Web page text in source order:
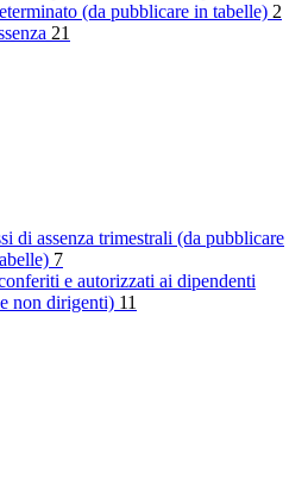
(da pubblicare in tabelle) 2
21
di assenza trimestrali (da pubblicare
7
e autorizzati ai dipendenti
non dirigenti) 11